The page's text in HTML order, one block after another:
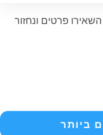
פרטים ונחזור
ביותר